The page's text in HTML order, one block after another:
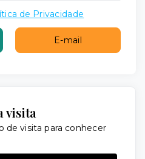
de Privacidade
E-mail
visita
de visita para conhecer